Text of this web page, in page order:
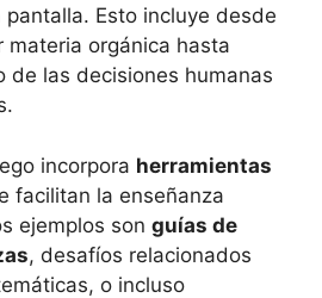
Esto incluye desde
materia orgánica hasta
de las decisiones humanas
incorpora herramientas
facilitan la enseñanza
ejemplos son guías de
, desafíos relacionados
o incluso